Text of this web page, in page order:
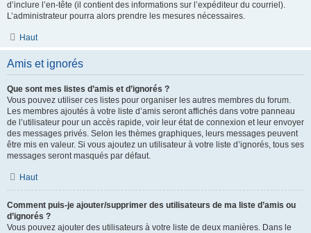
d’inclure l’en-tête (il contient des informations sur l’expéditeur du courriel).
L’administrateur pourra alors prendre les mesures nécessaires.
Haut
Amis et ignorés
Que sont mes listes d’amis et d’ignorés ?
Vous pouvez utiliser ces listes pour organiser les autres membres du forum.
Les membres ajoutés à votre liste d’amis seront affichés dans votre panneau
de l’utilisateur pour un accès rapide, voir leur état de connexion et leur envoyer
des messages privés. Selon les thèmes graphiques, leurs messages peuvent
être mis en valeur. Si vous ajoutez un utilisateur à votre liste d’ignorés, tous ses
messages seront masqués par défaut.
Haut
Comment puis-je ajouter/supprimer des utilisateurs de ma liste d’amis ou
d’ignorés ?
Vous pouvez ajouter des utilisateurs à votre liste de deux manières. Dans le